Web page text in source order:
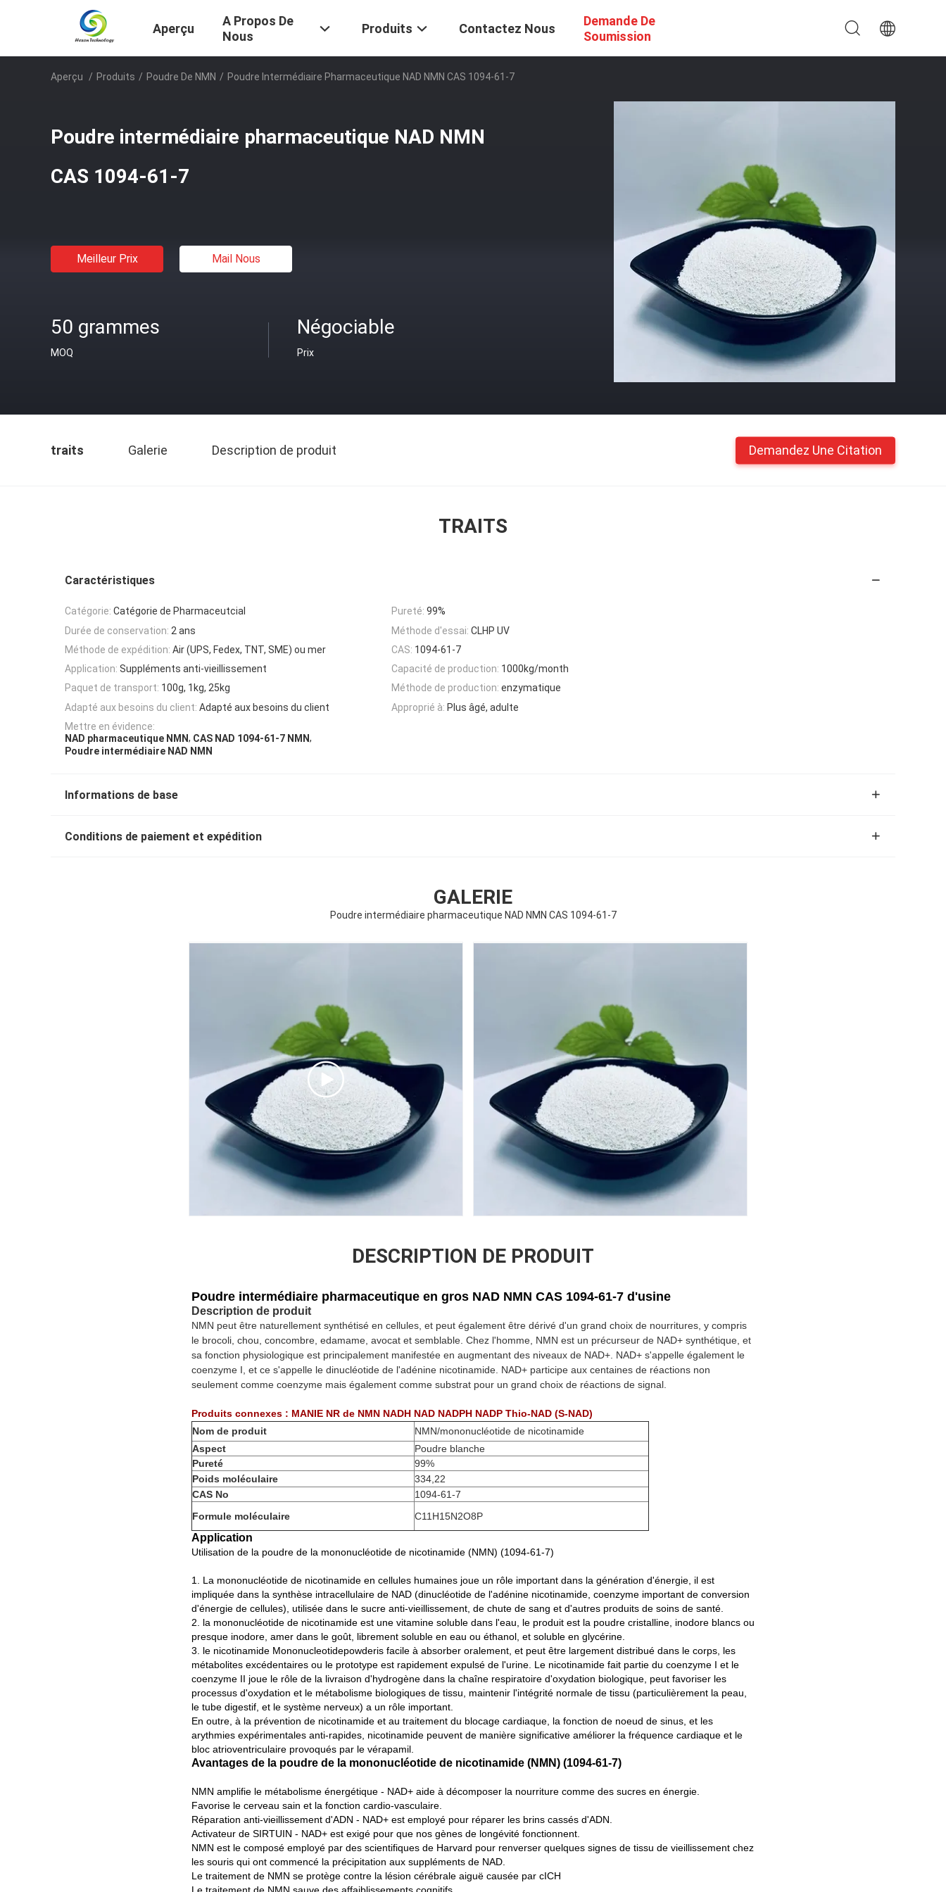
Aperçu
A Propos De
Nous
Produits Contactez Nous
Demande De
Soumission
Aperçu / Produits / Poudre De NMN / Poudre Intermédiaire Pharmaceutique NAD NMN CAS 1094-61-7
Poudre intermédiaire pharmaceutique NAD NMN
CAS 1094-61-7
Meilleur Prix Mail Nous
50 grammes
MOQ
Négociable
Prix
traits Galerie Description de produit Demandez Une Citation
TRAITS
Caractéristiques
Catégorie: Catégorie de Pharmaceutcial Pureté: 99%
Durée de conservation: 2 ans Méthode d'essai: CLHP UV
Méthode de expédition: Air (UPS, Fedex, TNT, SME) ou mer CAS: 1094-61-7
Application: Suppléments anti-vieillissement Capacité de production: 1000kg/month
Paquet de transport: 100g, 1kg, 25kg Méthode de production: enzymatique
Adapté aux besoins du client: Adapté aux besoins du client Approprié à: Plus âgé, adulte
Mettre en évidence:
NAD pharmaceutique NMN, CAS NAD 1094-61-7 NMN,
Poudre intermédiaire NAD NMN
Informations de base
Conditions de paiement et expédition
GALERIE
Poudre intermédiaire pharmaceutique NAD NMN CAS 1094-61-7
DESCRIPTION DE PRODUIT
Poudre intermédiaire pharmaceutique en gros NAD NMN CAS 1094-61-7 d'usine
Description de produit
NMN peut être naturellement synthétisé en cellules, et peut également être dérivé d'un grand choix de nourritures, y compris
le brocoli, chou, concombre, edamame, avocat et semblable. Chez l'homme, NMN est un précurseur de NAD+ synthétique, et
sa fonction physiologique est principalement manifestée en augmentant des niveaux de NAD+. NAD+ s'appelle également le
coenzyme I, et ce s'appelle le dinucléotide de l'adénine nicotinamide. NAD+ participe aux centaines de réactions non
seulement comme coenzyme mais également comme substrat pour un grand choix de réactions de signal.
Produits connexes : MANIE NR de NMN NADH NAD NADPH NADP Thio-NAD (S-NAD)
Nom de produit
NMN/mononucléotide de nicotinamide
Aspect
Poudre blanche
Pureté
99%
Poids moléculaire
334,22
CAS No
1094-61-7
Formule moléculaire
C11H15N2O8P
Application
Utilisation de la poudre de la mononucléotide de nicotinamide (NMN) (1094-61-7)
1. La mononucléotide de nicotinamide en cellules humaines joue un rôle important dans la génération d'énergie, il est
impliquée dans la synthèse intracellulaire de NAD (dinucléotide de l'adénine nicotinamide, coenzyme important de conversion
d'énergie de cellules), utilisée dans le sucre anti-vieillissement, de chute de sang et d'autres produits de soins de santé.
2. la mononucléotide de nicotinamide est une vitamine soluble dans l'eau, le produit est la poudre cristalline, inodore blancs ou
presque inodore, amer dans le goût, librement soluble en eau ou éthanol, et soluble en glycérine.
3. le nicotinamide Mononucleotidepowderis facile à absorber oralement, et peut être largement distribué dans le corps, les
métabolites excédentaires ou le prototype est rapidement expulsé de l'urine. Le nicotinamide fait partie du coenzyme I et le
coenzyme II joue le rôle de la livraison d'hydrogène dans la chaîne respiratoire d'oxydation biologique, peut favoriser les
processus d'oxydation et le métabolisme biologiques de tissu, maintenir l'intégrité normale de tissu (particulièrement la peau,
le tube digestif, et le système nerveux) a un rôle important.
En outre, à la prévention de nicotinamide et au traitement du blocage cardiaque, la fonction de noeud de sinus, et les
arythmies expérimentales anti-rapides, nicotinamide peuvent de manière significative améliorer la fréquence cardiaque et le
bloc atrioventriculaire provoqués par le vérapamil.
Avantages de la poudre de la mononucléotide de nicotinamide (NMN) (1094-61-7)
NMN amplifie le métabolisme énergétique - NAD+ aide à décomposer la nourriture comme des sucres en énergie.
Favorise le cerveau sain et la fonction cardio-vasculaire.
Réparation anti-vieillissement d'ADN - NAD+ est employé pour réparer les brins cassés d'ADN.
Activateur de SIRTUIN - NAD+ est exigé pour que nos gènes de longévité fonctionnent.
NMN est le composé employé par des scientifiques de Harvard pour renverser quelques signes de tissu de vieillissement chez
les souris qui ont commencé la précipitation aux suppléments de NAD.
Le traitement de NMN se protège contre la lésion cérébrale aiguë causée par cICH
Le traitement de NMN sauve des affaiblissements cognitifs